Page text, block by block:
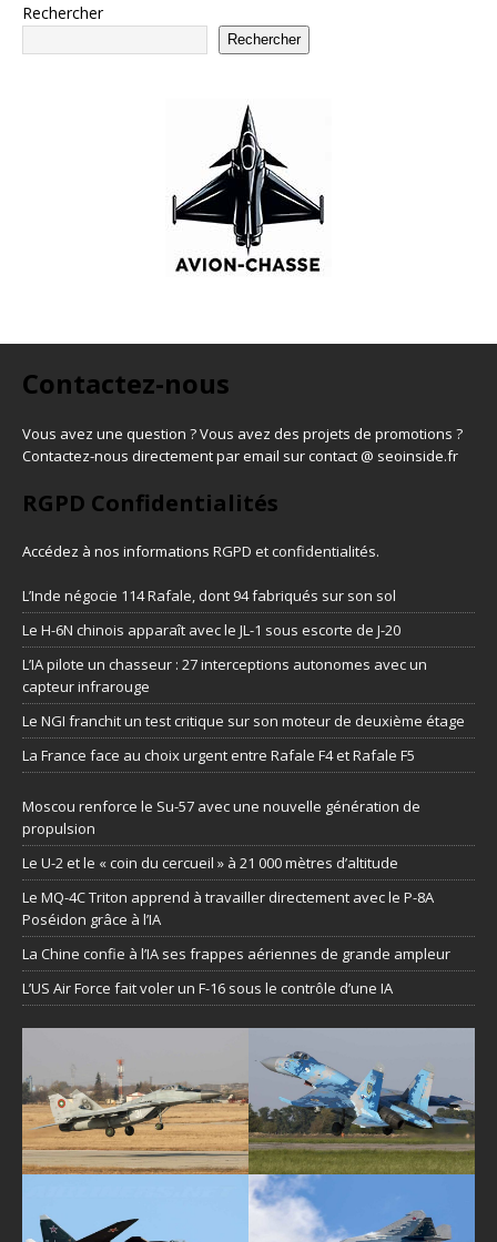
Rechercher
Rechercher
Contactez-nous
Vous avez une question ? Vous avez des projets de promotions ?
Contactez-nous directement par email sur contact @ seoinside.fr
RGPD Confidentialités
Accédez à nos informations RGPD et confidentialités.
L’Inde négocie 114 Rafale, dont 94 fabriqués sur son sol
Le H-6N chinois apparaît avec le JL-1 sous escorte de J-20
L’IA pilote un chasseur : 27 interceptions autonomes avec un
capteur infrarouge
Le NGI franchit un test critique sur son moteur de deuxième étage
La France face au choix urgent entre Rafale F4 et Rafale F5
Moscou renforce le Su-57 avec une nouvelle génération de
propulsion
Le U-2 et le « coin du cercueil » à 21 000 mètres d’altitude
Le MQ-4C Triton apprend à travailler directement avec le P-8A
Poséidon grâce à l’IA
La Chine confie à l’IA ses frappes aériennes de grande ampleur
L’US Air Force fait voler un F-16 sous le contrôle d’une IA